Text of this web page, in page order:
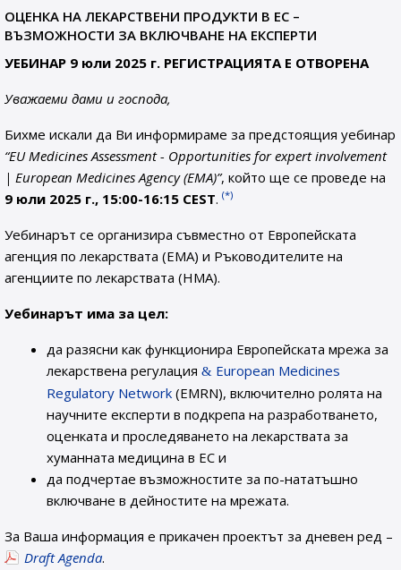
ОЦЕНКА НА ЛЕКАРСТВЕНИ ПРОДУКТИ В ЕС –
ВЪЗМОЖНОСТИ ЗА ВКЛЮЧВАНЕ НА ЕКСПЕРТИ
УЕБИНАР 9 юли 2025 г. РЕГИСТРАЦИЯТА Е ОТВОРЕНА
Уважаеми дами и господа,
Бихме искали да Ви информираме за предстоящия уебинар
“EU Medicines Assessment - Opportunities for expert involvement
| European Medicines Agency (EMA)”, който ще се проведе на
9 юли 2025 г., 15:00-16:15 CEST. (*)
Уебинарът се организира съвместно от Европейската
агенция по лекарствата (EMA) и Ръководителите на
агенциите по лекарствата (HMA).
Уебинарът има за цел:
да разясни как функционира Европейската мрежа за
лекарствена регулация
European Medicines
Regulatory Network (EMRN), включително ролята на
научните експерти в подкрепа на разработването,
оценката и проследяването на лекарствата за
хуманната медицина в ЕС и
да подчертае възможностите за по-нататъшно
включване в дейностите на мрежата.
За Ваша информация е прикачен проектът за дневен ред –
Draft Agenda.